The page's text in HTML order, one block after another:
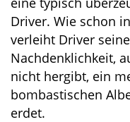
Driver. Wie schon
verleiht Driver
Nachdenklichkeit,
nicht hergibt, ein
bombastischen
erdet.